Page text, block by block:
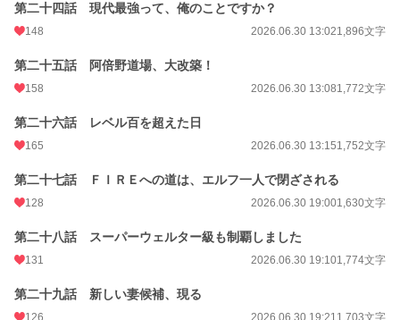
第二十四話 現代最強って、俺のことですか？
148 2026.06.30 13:021,896文字
第二十五話 阿倍野道場、大改築！
158 2026.06.30 13:081,772文字
第二十六話 レベル百を超えた日
165 2026.06.30 13:151,752文字
第二十七話 ＦＩＲＥへの道は、エルフ一人で閉ざされる
128 2026.06.30 19:001,630文字
第二十八話 スーパーウェルター級も制覇しました
131 2026.06.30 19:101,774文字
第二十九話 新しい妻候補、現る
126 2026.06.30 19:211,703文字